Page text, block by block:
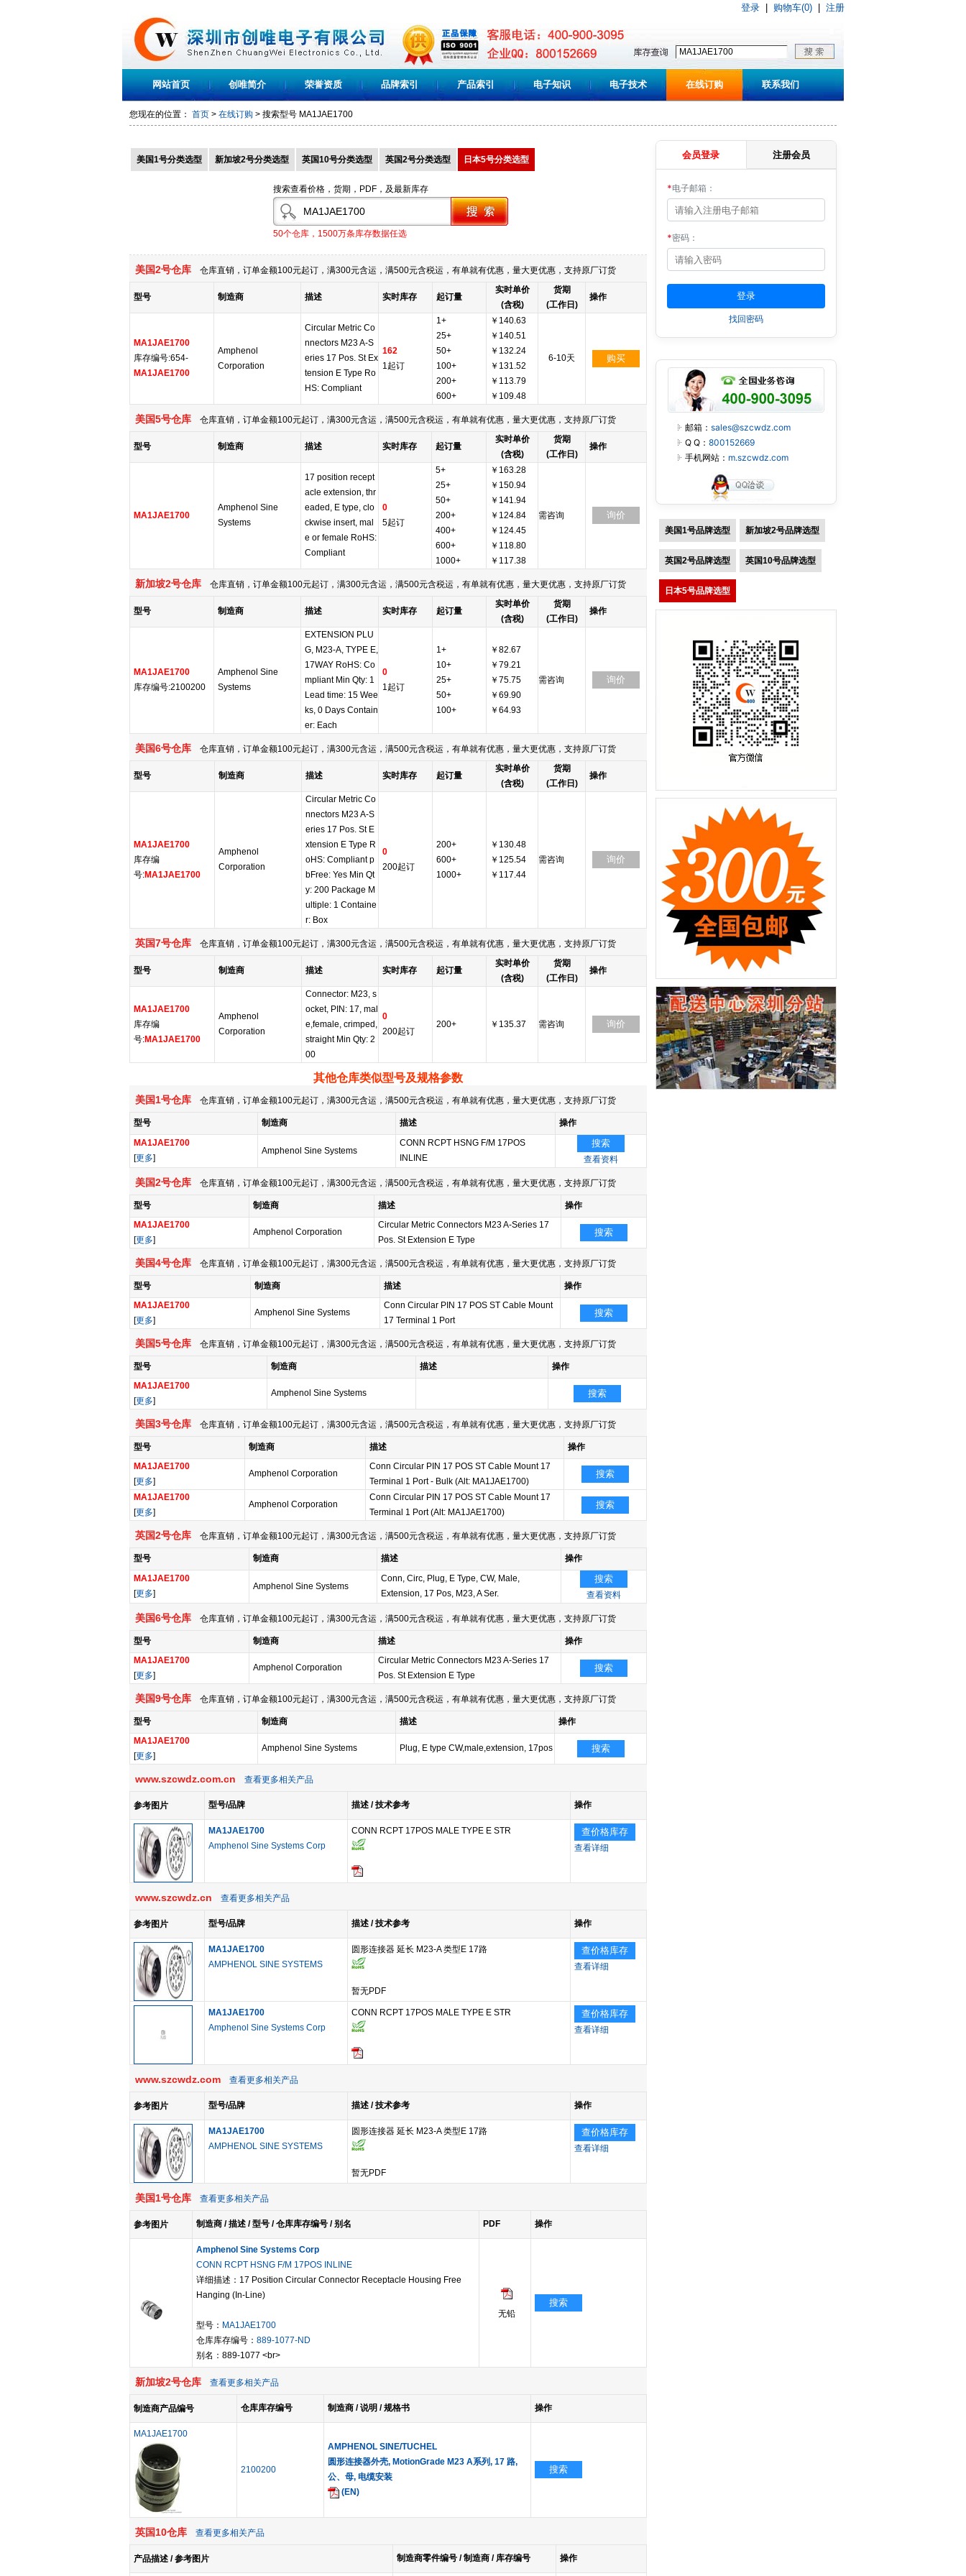
登录 购物车(0) 注册
网站首页 创唯简介 荣誉资质 品牌索引 产品索引 电子知识 电子技术 在线订购 联系我们
您现在的位置： 首页 > 在线订购 > 搜索型号 MA1JAE1700
美国1号分类选型 新加坡2号分类选型 英国10号分类选型 英国2号分类选型 日本5号分类选型
搜索查看价格，货期，PDF，及最新库存
50个仓库，1500万条库存数据任选
美国2号仓库 仓库直销，订单金额100元起订，满300元含运，满500元含税运，有单就有优惠，量大更优惠，支持原厂订货
型号 制造商 描述 实时库存 起订量
实时单价
(含税)
货期
(工作日)
操作
MA1JAE1700
库存编号:654-
MA1JAE1700
Amphenol
Corporation
Circular Metric Co
nnectors M23 A-S
eries 17 Pos. St Ex
tension E Type Ro
HS: Compliant
162
1起订
1+
25+
50+
100+
200+
600+
￥140.63
￥140.51
￥132.24
￥131.52
￥113.79
￥109.48
6-10天 购买
美国5号仓库 仓库直销，订单金额100元起订，满300元含运，满500元含税运，有单就有优惠，量大更优惠，支持原厂订货
型号 制造商 描述 实时库存 起订量
实时单价
(含税)
货期
(工作日)
操作
MA1JAE1700
Amphenol Sine
Systems
17 position recept
acle extension, thr
eaded, E type, clo
ckwise insert, mal
e or female RoHS:
Compliant
0
5起订
5+
25+
50+
200+
400+
600+
1000+
￥163.28
￥150.94
￥141.94
￥124.84
￥124.45
￥118.80
￥117.38
需咨询 询价
新加坡2号仓库 仓库直销，订单金额100元起订，满300元含运，满500元含税运，有单就有优惠，量大更优惠，支持原厂订货
型号 制造商 描述 实时库存 起订量
实时单价
(含税)
货期
(工作日)
操作
MA1JAE1700
库存编号:2100200
Amphenol Sine
Systems
EXTENSION PLU
G, M23-A, TYPE E,
17WAY RoHS: Co
mpliant Min Qty: 1
Lead time: 15 Wee
ks, 0 Days Contain
er: Each
0
1起订
1+
10+
25+
50+
100+
￥82.67
￥79.21
￥75.75
￥69.90
￥64.93
需咨询 询价
美国6号仓库 仓库直销，订单金额100元起订，满300元含运，满500元含税运，有单就有优惠，量大更优惠，支持原厂订货
型号 制造商 描述 实时库存 起订量
实时单价
(含税)
货期
(工作日)
操作
MA1JAE1700
库存编
号:MA1JAE1700
Amphenol
Corporation
Circular Metric Co
nnectors M23 A-S
eries 17 Pos. St E
xtension E Type R
oHS: Compliant p
bFree: Yes Min Qt
y: 200 Package M
ultiple: 1 Containe
r: Box
0
200起订
200+
600+
1000+
￥130.48
￥125.54
￥117.44
需咨询 询价
英国7号仓库 仓库直销，订单金额100元起订，满300元含运，满500元含税运，有单就有优惠，量大更优惠，支持原厂订货
型号 制造商 描述 实时库存 起订量
实时单价
(含税)
货期
(工作日)
操作
MA1JAE1700
库存编
号:MA1JAE1700
Amphenol
Corporation
Connector: M23, s
ocket, PIN: 17, mal
e,female, crimped,
straight Min Qty: 2
00
0
200起订
200+ ￥135.37 需咨询 询价
其他仓库类似型号及规格参数
美国1号仓库 仓库直销，订单金额100元起订，满300元含运，满500元含税运，有单就有优惠，量大更优惠，支持原厂订货
型号 制造商 描述
操作
MA1JAE1700
[更多]
Amphenol Sine Systems
CONN RCPT HSNG F/M 17POS
INLINE
搜索
查看资料
美国2号仓库 仓库直销，订单金额100元起订，满300元含运，满500元含税运，有单就有优惠，量大更优惠，支持原厂订货
型号 制造商 描述
操作
MA1JAE1700
[更多]
Amphenol Corporation
Circular Metric Connectors M23 A-Series 17
Pos. St Extension E Type
搜索
美国4号仓库 仓库直销，订单金额100元起订，满300元含运，满500元含税运，有单就有优惠，量大更优惠，支持原厂订货
型号 制造商 描述
操作
MA1JAE1700
[更多]
Amphenol Sine Systems
Conn Circular PIN 17 POS ST Cable Mount
17 Terminal 1 Port
搜索
美国5号仓库 仓库直销，订单金额100元起订，满300元含运，满500元含税运，有单就有优惠，量大更优惠，支持原厂订货
型号 制造商 描述
操作
MA1JAE1700
[更多]
Amphenol Sine Systems 搜索
美国3号仓库 仓库直销，订单金额100元起订，满300元含运，满500元含税运，有单就有优惠，量大更优惠，支持原厂订货
型号 制造商 描述
操作
MA1JAE1700
[更多]
Amphenol Corporation
Conn Circular PIN 17 POS ST Cable Mount 17
Terminal 1 Port - Bulk (Alt: MA1JAE1700)
搜索
MA1JAE1700
[更多]
Amphenol Corporation
Conn Circular PIN 17 POS ST Cable Mount 17
Terminal 1 Port (Alt: MA1JAE1700)
搜索
英国2号仓库 仓库直销，订单金额100元起订，满300元含运，满500元含税运，有单就有优惠，量大更优惠，支持原厂订货
型号 制造商 描述
操作
MA1JAE1700
[更多]
Amphenol Sine Systems
Conn, Circ, Plug, E Type, CW, Male,
Extension, 17 Pos, M23, A Ser.
搜索
查看资料
美国6号仓库 仓库直销，订单金额100元起订，满300元含运，满500元含税运，有单就有优惠，量大更优惠，支持原厂订货
型号 制造商 描述
操作
MA1JAE1700
[更多]
Amphenol Corporation
Circular Metric Connectors M23 A-Series 17
Pos. St Extension E Type
搜索
美国9号仓库 仓库直销，订单金额100元起订，满300元含运，满500元含税运，有单就有优惠，量大更优惠，支持原厂订货
型号 制造商 描述
操作
MA1JAE1700
[更多]
Amphenol Sine Systems Plug, E type CW,male,extension, 17pos 搜索
www.szcwdz.com.cn 查看更多相关产品
参考图片 型号/品牌 描述 / 技术参考 操作
MA1JAE1700
Amphenol Sine Systems Corp
CONN RCPT 17POS MALE TYPE E STR 查价格库存
查看详细
www.szcwdz.cn 查看更多相关产品
参考图片 型号/品牌 描述 / 技术参考 操作
MA1JAE1700
AMPHENOL SINE SYSTEMS
圆形连接器 延长 M23-A 类型E 17路
暂无PDF
查价格库存
查看详细
MA1JAE1700
Amphenol Sine Systems Corp
CONN RCPT 17POS MALE TYPE E STR 查价格库存
查看详细
www.szcwdz.com 查看更多相关产品
参考图片 型号/品牌 描述 / 技术参考 操作
MA1JAE1700
AMPHENOL SINE SYSTEMS
圆形连接器 延长 M23-A 类型E 17路
暂无PDF
查价格库存
查看详细
美国1号仓库 查看更多相关产品
参考图片 制造商 / 描述 / 型号 / 仓库库存编号 / 别名 PDF 操作
Amphenol Sine Systems Corp
CONN RCPT HSNG F/M 17POS INLINE
详细描述：17 Position Circular Connector Receptacle Housing Free
Hanging (In-Line)
型号： MA1JAE1700
仓库库存编号： 889-1077-ND
别名：889-1077 <br>
无铅
搜索
新加坡2号仓库 查看更多相关产品
制造商产品编号 仓库库存编号 制造商 / 说明 / 规格书 操作
MA1JAE1700
2100200
AMPHENOL SINE/TUCHEL
圆形连接器外壳, MotionGrade M23 A系列, 17 路,
公、母, 电缆安装
(EN)
搜索
英国10仓库 查看更多相关产品
产品描述 / 参考图片 制造商零件编号 / 制造商 / 库存编号 操作
会员登录 注册会员
*电子邮箱：
*密码：
找回密码
邮箱： sales@szcwdz.com
Q Q： 800152669
手机网站： m.szcwdz.com
美国1号品牌选型 新加坡2号品牌选型
英国2号品牌选型 英国10号品牌选型
日本5号品牌选型